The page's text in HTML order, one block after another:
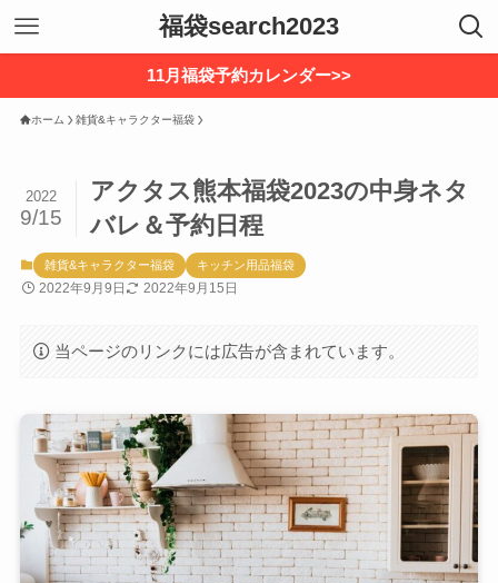
福袋search2023
11月福袋予約カレンダー>>
ホーム 雑貨&キャラクター福袋
アクタス熊本福袋2023の中身ネタ
バレ＆予約日程
2022
9/15
雑貨&キャラクター福袋 キッチン用品福袋
2022年9月9日 2022年9月15日
当ページのリンクには広告が含まれています。